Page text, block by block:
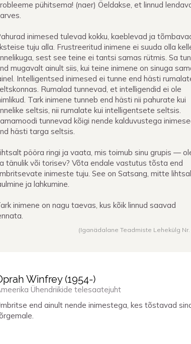
pühitsema! (naer) Öeldakse, et linnud
inimesed tulevad kokku, kaeblevad ja
tuju alla. Frustreeritud inimene ei suuda olla
sest see teine ei tantsi samas rütmis. Sa
mugavalt ainult siis, kui teine inimene on sinuga
Intelligentsed inimesed ei tunne end hästi
Rumalad tunnevad, et intelligendid ei ole
Tark inimene tunneb end hästi nii pahurate kui
seltsis, nii rumalate kui intelligentsete seltsis.
tunnevad kõigi nende kalduvustega
hästi targa seltsis.
pööra ringi ja vaata, mis toimub sinu grupis —
tänulik või torisev? Võta endale vastutus tõsta end
inimeste tuju. See on Satsang, mitte
ja lahkumine.
inimene on nagu taevas, kus kõik linnud saavad
(Iganädalane Teadmiste Lehekülg Nr.
Winfrey (1954-)
Ühendriikide telesaatejuht
end ainult nende inimestega, kes tõstavad